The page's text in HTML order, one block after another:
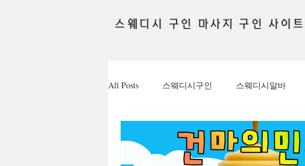
스웨디시 구인 마사지 구인 사이트
All Posts 스웨디시구인 스웨디시알바
테라피관리사 아로마구인